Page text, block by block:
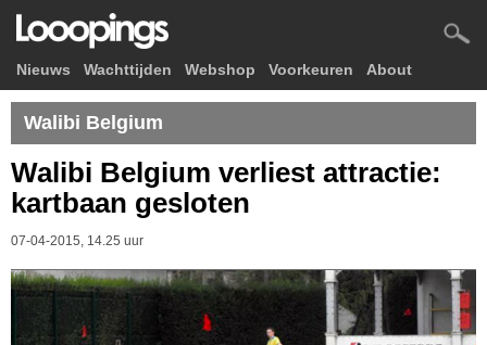
Nieuws Wachttijden Webshop Voorkeuren About
Walibi Belgium
Walibi Belgium verliest attractie:
kartbaan gesloten
07-04-2015, 14.25 uur